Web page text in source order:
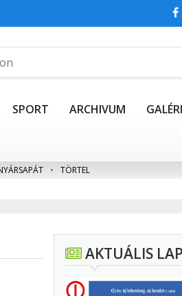
SPORT ARCHIVUM
• TÖRTEL
AKTUÁLIS